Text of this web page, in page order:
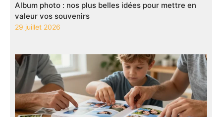
Album photo : nos plus belles idées pour mettre en
valeur vos souvenirs
29 juillet 2026